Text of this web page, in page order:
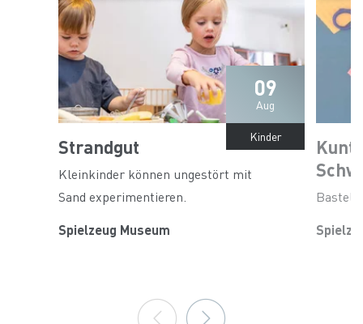
09
Aug
Kinder
Strandgut
Kleinkinder können ungestört mit
Sand experimentieren.
Spielzeug Museum